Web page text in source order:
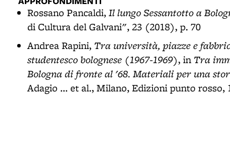
Rossano Pancaldi,Il lungo Sessantotto a
di Cultura del Galvani", 23 (2018), p. 70
Andrea Rapini, Tra università, piazze e
studentesco bolognese (1967-1969), inTra
Bologna di fronte al '68. Materiali per una
Adagio ... et al., Milano, Edizioni punto rosso,